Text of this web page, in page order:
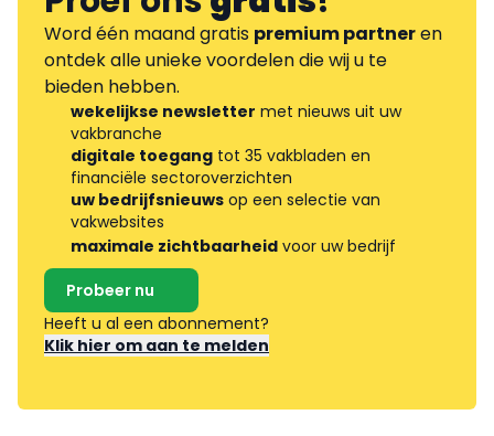
Word één maand gratis premium partneren
ontdek alle unieke voordelen die wij u te
bieden hebben.
wekelijkse newsletter met nieuws uit uw
vakbranche
digitale toegang tot 35 vakbladen en
financiële sectoroverzichten
uw bedrijfsnieuws op een selectie van
vakwebsites
maximale zichtbaarheid voor uw bedrijf
Probeer nu
Heeft u al een abonnement?
Klik hier om aan te melden